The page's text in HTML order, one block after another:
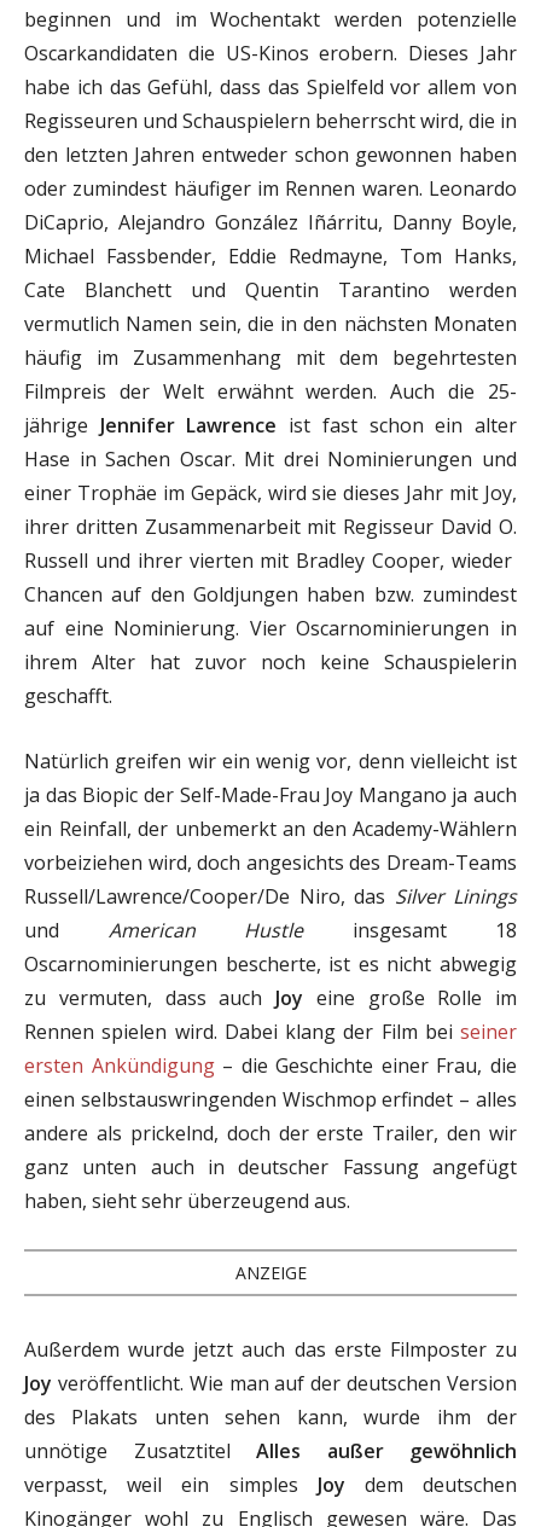
beginnen und im Wochentakt werden potenzielle
Oscarkandidaten die US-Kinos erobern. Dieses Jahr
habe ich das Gefühl, dass das Spielfeld vor allem von
Regisseuren und Schauspielern beherrscht wird, die in
den letzten Jahren entweder schon gewonnen haben
oder zumindest häufiger im Rennen waren. Leonardo
DiCaprio, Alejandro González Iñárritu, Danny Boyle,
Michael Fassbender, Eddie Redmayne, Tom Hanks,
Cate Blanchett und Quentin Tarantino werden
vermutlich Namen sein, die in den nächsten Monaten
häufig im Zusammenhang mit dem begehrtesten
Filmpreis der Welt erwähnt werden. Auch die 25-
jährige Jennifer Lawrence ist fast schon ein alter
Hase in Sachen Oscar. Mit drei Nominierungen und
einer Trophäe im Gepäck, wird sie dieses Jahr mit Joy,
ihrer dritten Zusammenarbeit mit Regisseur David O.
Russell und ihrer vierten mit Bradley Cooper, wieder
Chancen auf den Goldjungen haben bzw. zumindest
auf eine Nominierung. Vier Oscarnominierungen in
ihrem Alter hat zuvor noch keine Schauspielerin
geschafft.
Natürlich greifen wir ein wenig vor, denn vielleicht ist
ja das Biopic der Self-Made-Frau Joy Mangano ja auch
ein Reinfall, der unbemerkt an den Academy-Wählern
vorbeiziehen wird, doch angesichts des Dream-Teams
Russell/Lawrence/Cooper/De Niro, das Silver Linings
und American Hustleinsgesamt 18
Oscarnominierungen bescherte, ist es nicht abwegig
zu vermuten, dass auch Joy eine große Rolle im
Rennen spielen wird. Dabei klang der Film bei seiner
ersten Ankündigung– die Geschichte einer Frau, die
einen selbstauswringenden Wischmop erfindet – alles
andere als prickelnd, doch der erste Trailer, den wir
ganz unten auch in deutscher Fassung angefügt
haben, sieht sehr überzeugend aus.
ANZEIGE
Außerdem wurde jetzt auch das erste Filmposter zu
Joy veröffentlicht. Wie man auf der deutschen Version
des Plakats unten sehen kann, wurde ihm der
unnötige Zusatztitel Alles außer gewöhnlich
verpasst, weil ein simples Joy dem deutschen
Kinogänger wohl zu Englisch gewesen wäre. Das